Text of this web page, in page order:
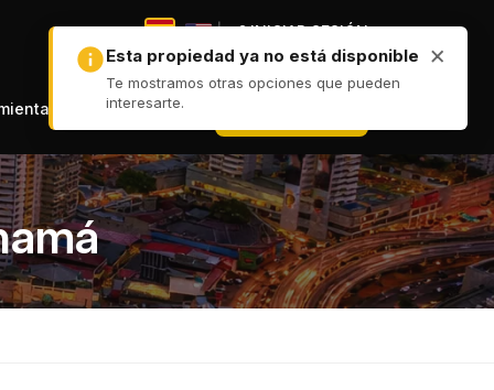
| INICIAR SESIÓN